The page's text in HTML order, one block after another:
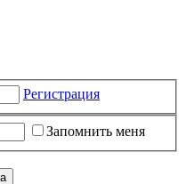
Регистрация
Запомнить меня